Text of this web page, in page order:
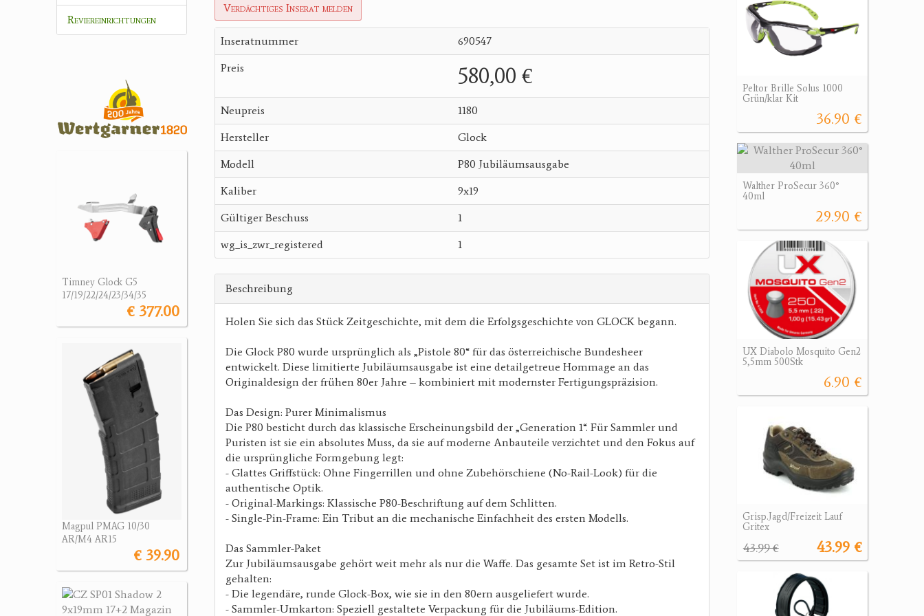
Reviereinrichtungen
Timney Glock G5
17/19/22/24/23/34/35
€ 377.00
Magpul PMAG 10/30
AR/M4 AR15
€ 39.90
Verdächtiges Inserat melden
Inseratnummer 690547
Preis 580,00 €
Neupreis 1180
Hersteller Glock
Modell P80 Jubiläumsausgabe
Kaliber 9x19
Gültiger Beschuss 1
wg_is_zwr_registered 1
Beschreibung
Holen Sie sich das Stück Zeitgeschichte, mit dem die Erfolgsgeschichte von GLOCK begann.
Die Glock P80 wurde ursprünglich als „Pistole 80“ für das österreichische Bundesheer
entwickelt. Diese limitierte Jubiläumsausgabe ist eine detailgetreue Hommage an das
Originaldesign der frühen 80er Jahre – kombiniert mit modernster Fertigungspräzision.
Das Design: Purer Minimalismus
Die P80 besticht durch das klassische Erscheinungsbild der „Generation 1“. Für Sammler und
Puristen ist sie ein absolutes Muss, da sie auf moderne Anbauteile verzichtet und den Fokus auf
die ursprüngliche Formgebung legt:
- Glattes Griffstück: Ohne Fingerrillen und ohne Zubehörschiene (No-Rail-Look) für die
authentische Optik.
- Original-Markings: Klassische P80-Beschriftung auf dem Schlitten.
- Single-Pin-Frame: Ein Tribut an die mechanische Einfachheit des ersten Modells.
Das Sammler-Paket
Zur Jubiläumsausgabe gehört weit mehr als nur die Waffe. Das gesamte Set ist im Retro-Stil
gehalten:
- Die legendäre, runde Glock-Box, wie sie in den 80ern ausgeliefert wurde.
- Sammler-Umkarton: Speziell gestaltete Verpackung für die Jubiläums-Edition.
Peltor Brille Solus 1000
Grün/klar Kit
36.90 €
Walther ProSecur 360°
40ml
29.90 €
UX Diabolo Mosquito Gen2
5,5mm 500Stk
6.90 €
Grisp.Jagd/Freizeit Lauf
Gritex
43.99 €
43.99 €